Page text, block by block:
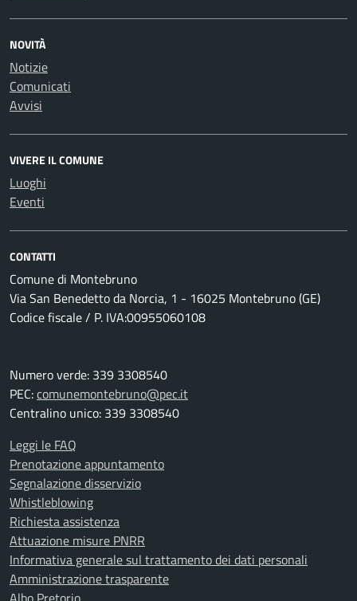
NOVITÀ
Notizie
Comunicati
Avvisi
VIVERE IL COMUNE
Luoghi
Eventi
CONTATTI
Comune di Montebruno
Via San Benedetto da Norcia, 1 - 16025 Montebruno (GE)
Codice fiscale / P. IVA:00955060108
Numero verde: 339 3308540
PEC:comunemontebruno@pec.it
Centralino unico: 339 3308540
Leggi le FAQ
Prenotazione appuntamento
Segnalazione disservizio
Whistleblowing
Richiesta assistenza
Attuazione misure PNRR
Informativa generale sul trattamento dei dati personali
Amministrazione trasparente